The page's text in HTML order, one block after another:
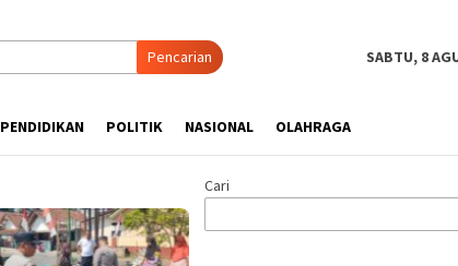
Pencarian SABTU, 8
PENDIDIKAN POLITIK NASIONAL OLAHRAGA
Cari